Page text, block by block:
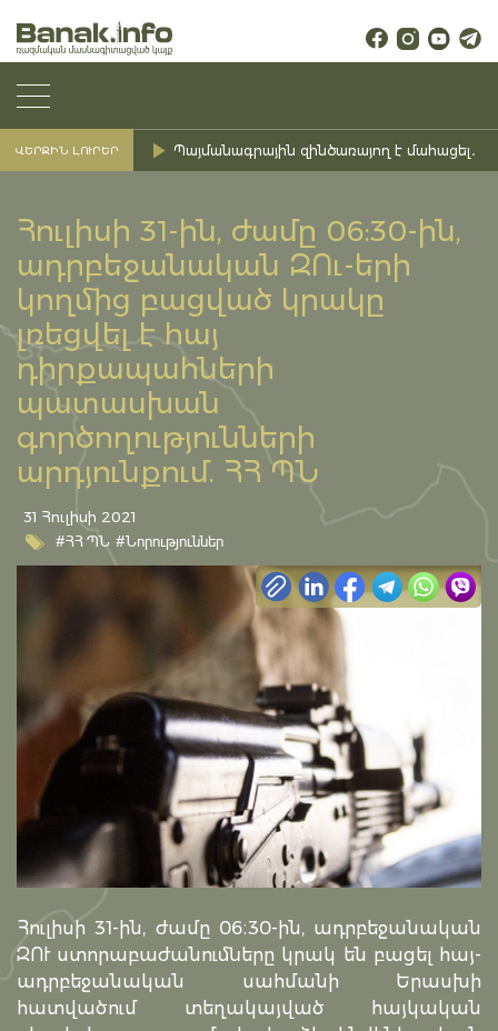
ՎԵՐՋԻՆ ԼՈՒՐԵՐ Պայմանագրային զինծառայող է մահացել․
Հուլիսի 31-ին, ժամը 06:30-ին,
ադրբեջանական ԶՈւ-երի
կողմից բացված կրակը
լռեցվել է հայ
դիրքապահների
պատասխան
գործողությունների
արդյունքում. ՀՀ ՊՆ
31 Հուլիսի 2021
#ՀՀ ՊՆ #Նորություններ
Հուլիսի 31-ին, ժամը 06։30-ին, ադրբեջանական
ԶՈՒ ստորաբաժանումները կրակ են բացել հայ-
ադրբեջանական սահմանի Երասխի
հատվածում տեղակայված հայկական